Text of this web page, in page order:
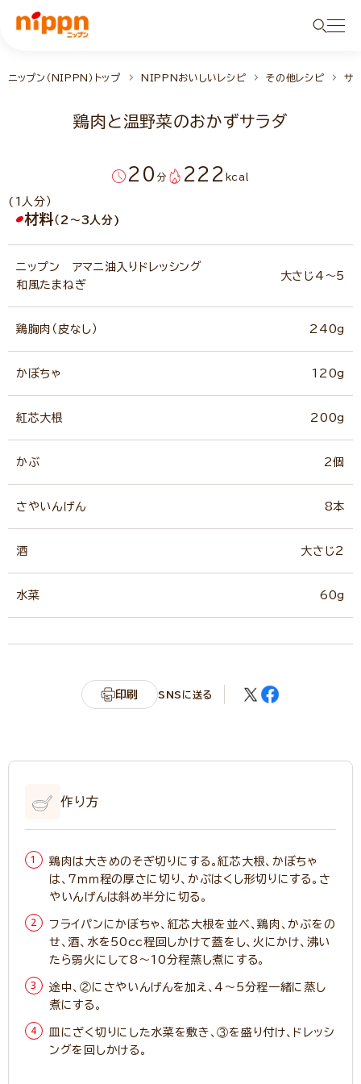
ニップン（NIPPN）トップ NIPPNおいしいレシピ その他レシピ サ
鶏肉と温野菜のおかずサラダ
20 分 222 kcal
(1人分）
材料（2～3人分)
ニップン アマニ油入りドレッシング
和風たまねぎ
大さじ4～5
鶏胸肉（皮なし） 240g
かぼちゃ 120g
紅芯大根 200g
かぶ 2個
さやいんげん 8本
酒 大さじ2
水菜 60g
印刷 SNSに送る
作り方
鶏肉は大きめのそぎ切りにする。紅芯大根、かぼちゃ
は、7ｍｍ程の厚さに切り、かぶはくし形切りにする。さ
やいんげんは斜め半分に切る。
フライパンにかぼちゃ、紅芯大根を並べ、鶏肉、かぶをの
せ、酒、水を50cc程回しかけて蓋をし、火にかけ、沸い
たら弱火にして8～10分程蒸し煮にする。
途中、②にさやいんげんを加え、4～5分程一緒に蒸し
煮にする。
皿にざく切りにした水菜を敷き、③を盛り付け、ドレッシ
ングを回しかける。